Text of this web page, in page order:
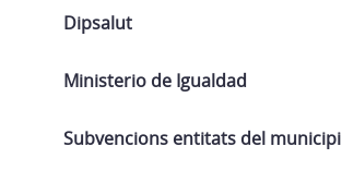
Dipsalut
Ministerio de Igualdad
Subvencions entitats del municipi